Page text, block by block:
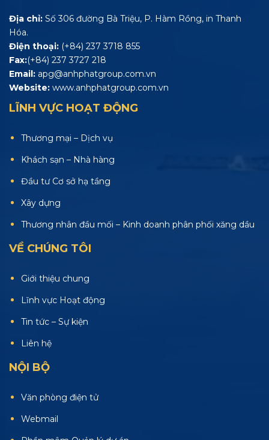
Địa chỉ: Số 306 đường Bà Triệu, P. Hàm Rồng, in Thanh
Hóa.
Điện thoại: (+84) 237 3718 855
Fax:(+84) 237 3727 218
Email: apg@anhphatgroup.com.vn
Website: www.anhphatgroup.com.vn
LĨNH VỰC HOẠT ĐỘNG
Thương mại – Dịch vụ
Khách sạn – Nhà hàng
Đầu tư Cơ sở hạ tầng
Xây dựng
Thương nhân đầu mối – Kinh doanh phân phối xăng dầu
VỀ CHÚNG TÔI
Giới thiệu chung
Lĩnh vực Hoạt động
Tin tức – Sự kiện
Liên hệ
NỘI BỘ
Văn phòng điện tử
Webmail